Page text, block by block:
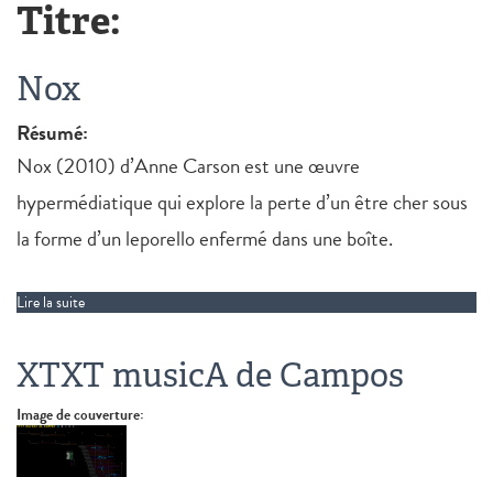
Titre:
Nox
Résumé:
Nox (2010) d’Anne Carson est une œuvre
hypermédiatique qui explore la perte d’un être cher sous
la forme d’un leporello enfermé dans une boîte.
Lire la suite
XTXT musicA de Campos
Image de couverture: